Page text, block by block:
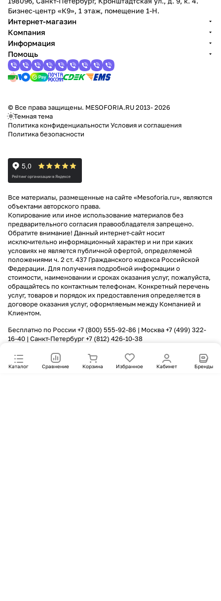
Каталог Сравнение Корзина Избранное Кабинет Бренды
Бизнес-центр «К9», 1 этаж, помещение 1-Н.
Интернет-магазин
Компания
Информация
Помощь
© Все права защищены. MESOFORIA.RU 2013- 2026
Темная тема
Политика конфиденциальности Условия и соглашения
Политика безопасности
Все материалы, размещенные на сайте «Mesoforia.ru», являются
объектами авторского права.
Копирование или иное использование материалов без
предварительного согласия правообладателя запрещено.
Обратите внимание! Данный интернет-сайт носит
исключительно информационный характер и ни при каких
условиях не является публичной офертой, определяемой
положениями ч. 2 ст. 437 Гражданского кодекса Российской
Федерации. Для получения подробной информации о
стоимости, наименовании и сроках оказания услуг, пожалуйста,
обращайтесь по контактным телефонам. Конкретный перечень
услуг, товаров и порядок их предоставления определяется в
договоре оказания услуг, оформляемым между Компанией и
Клиентом.
Бесплатно по России +7 (800) 555-92-86 | Москва+7 (499) 322-
16-40 | Санкт-Петербург+7 (812) 426-10-38